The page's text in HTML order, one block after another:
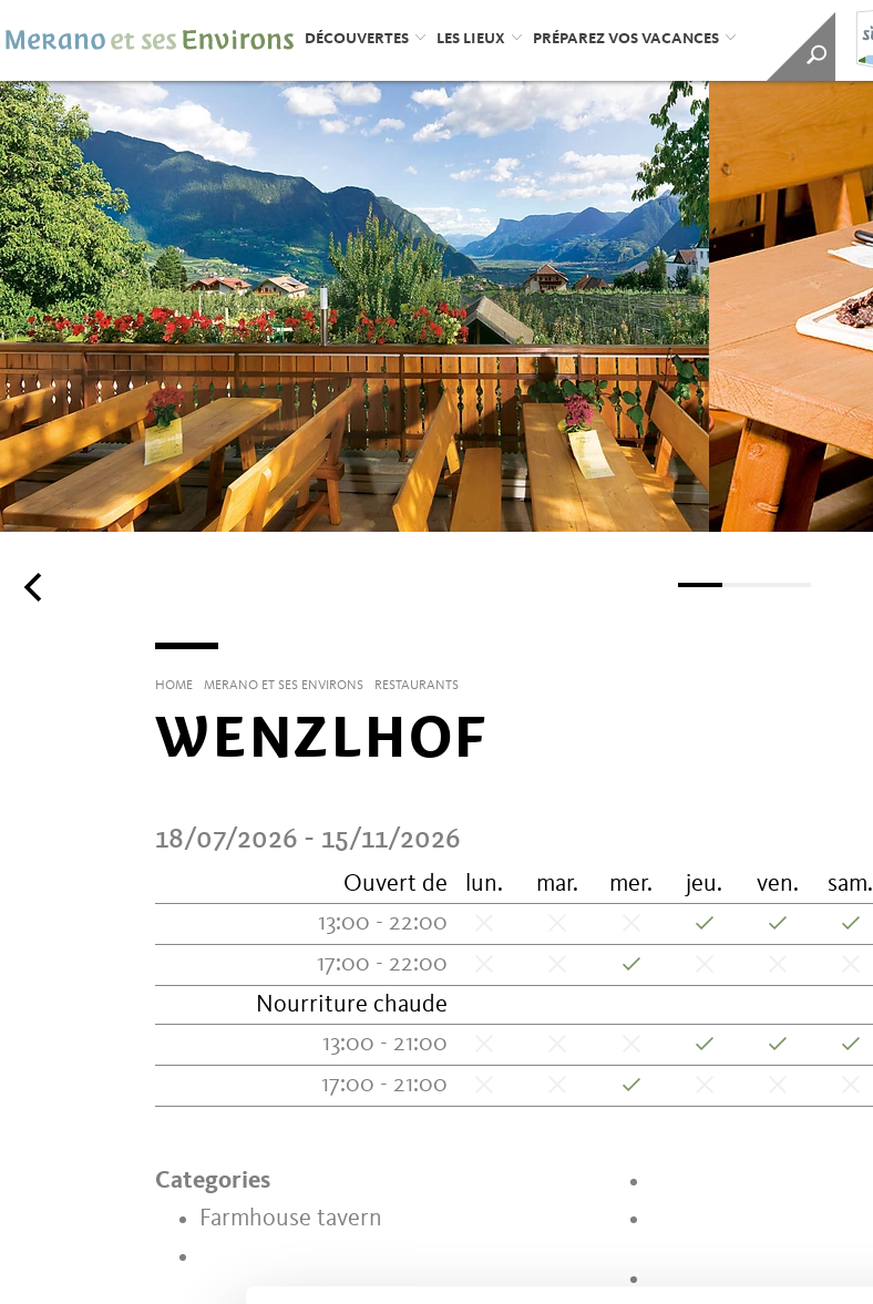
DÉCOUVERTES LES LIEUX PRÉPAREZ VOS VACANCES
HOME MERANO ET SES ENVIRONS RESTAURANTS
WENZLHOF
18/07/2026 - 15/11/2026
Ouvert de lun. mar. mer. jeu. ven. sam.
13:00 - 22:00
17:00 - 22:00
Nourriture chaude
13:00 - 21:00
17:00 - 21:00
Categories
Farmhouse tavern